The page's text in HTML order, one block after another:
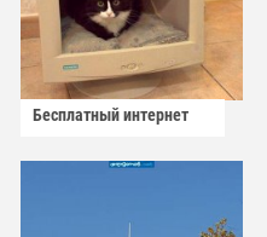
Бесплатный интернет